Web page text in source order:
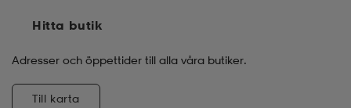
Hitta butik
Adresser och öppettider till alla våra butiker.
Till karta